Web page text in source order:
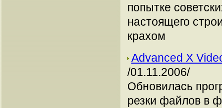
попытке
настоящего
крахом
Advanced X
/01.11.2006/
Обновилась
резки файлов в